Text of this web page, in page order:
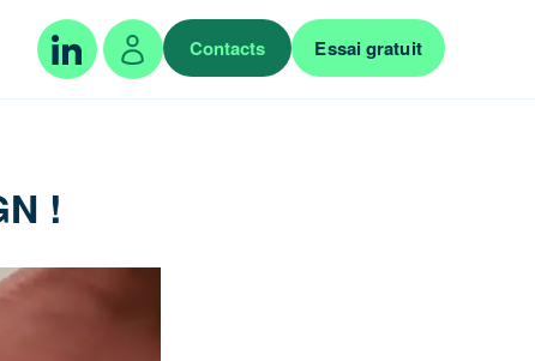
Contacts Essai gratuit
!